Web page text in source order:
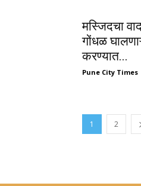
मस्जिदचा
गोंधळ
करण्यात...
Pune City Times
1 2